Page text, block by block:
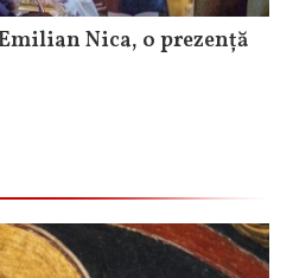
Nica, o prezență